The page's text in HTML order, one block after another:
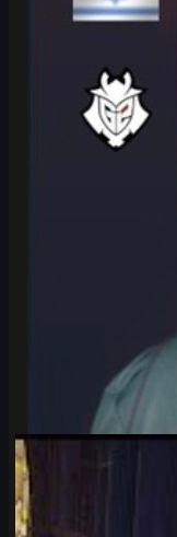
HeavyGod och G2
hans resa, mentala
juni 17, 2026
Counter-Strike 2juni
Falcons vs Vitality
odds och cs skins